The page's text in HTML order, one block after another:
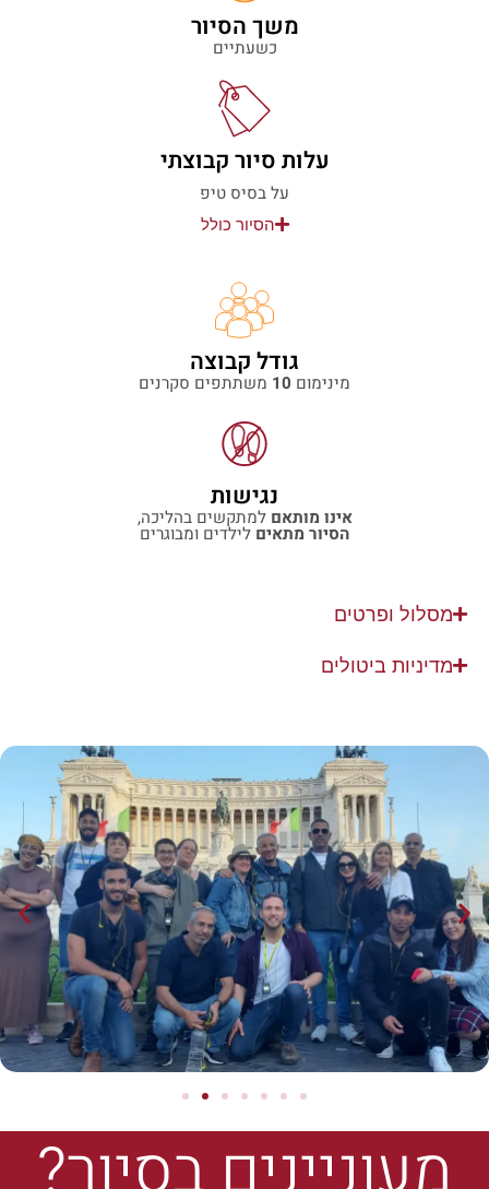
משך הסיור
כשעתיים
עלות סיור קבוצתי
על בסיס טיפ
הסיור כולל
גודל קבוצה
מינימום 10 משתתפים סקרנים
נגישות
אינו מותאם למתקשים בהליכה,
הסיור מתאים לילדים ומבוגרים
מסלול ופרטים
מדיניות ביטולים